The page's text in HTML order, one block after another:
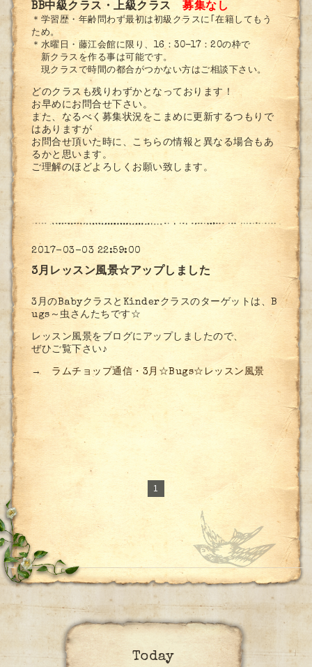
BB中級クラス・上級クラス募集なし
＊学習歴・年齢問わず最初は初級クラスに｢在籍してもう
ため。
＊水曜日・藤江会館に限り、16：30-17：20の枠で
新クラスを作る事は可能です。
現クラスで時間の都合がつかない方はご相談下さい。
どのクラスも残りわずかとなっております！
お早めにお問合せ下さい。
また、なるべく募集状況をこまめに更新するつもりで
はありますが
お問合せ頂いた時に、こちらの情報と異なる場合もあ
るかと思います。
ご理解のほどよろしくお願い致します。
2017-03-03 22:59:00
3月レッスン風景☆アップしました
3月のBabyクラスとKinderクラスのターゲットは、B
ugs～虫さんたちです☆
レッスン風景をブログにアップしましたので、
ぜひご覧下さい♪
→ ラムチョップ通信・3月☆Bugs☆レッスン風景
1
Today